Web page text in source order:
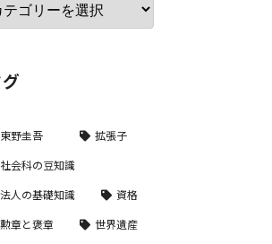
東野圭吾
拡張子
社会科の豆知識
法人の基礎知識
資格
勲章と褒章
世界遺産